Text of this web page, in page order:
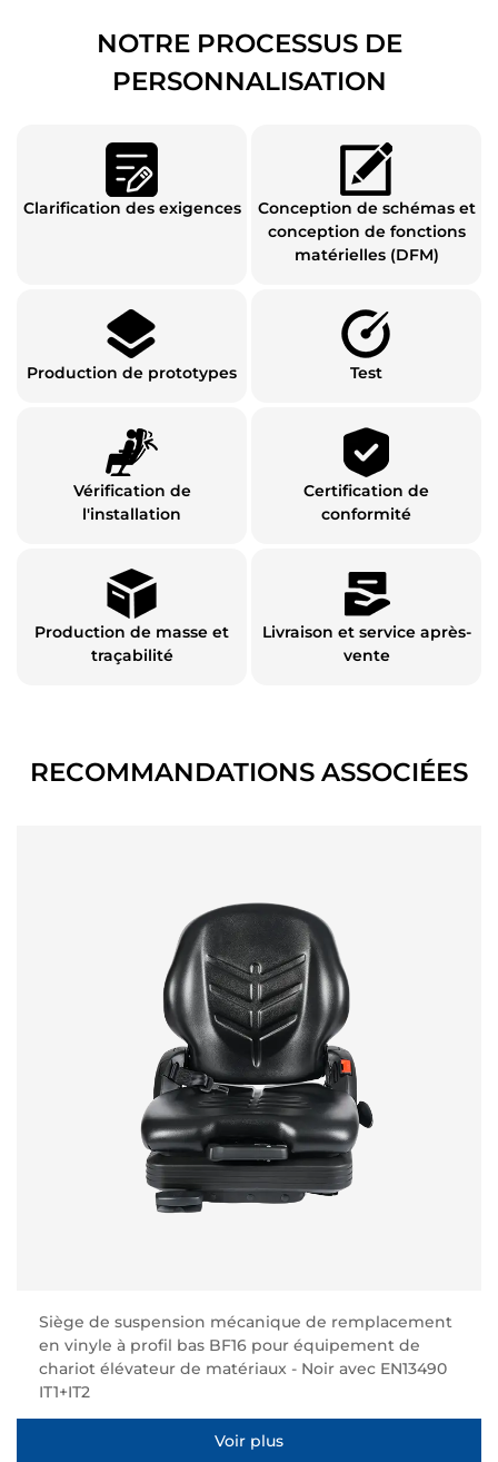
NOTRE PROCESSUS DE
PERSONNALISATION
Clarification des exigences
Conception de schémas et
conception de fonctions
matérielles (DFM)
Production de prototypes Test
Vérification de
l'installation
Certification de
conformité
Production de masse et
traçabilité
Livraison et service après-
vente
RECOMMANDATIONS ASSOCIÉES
Siège de suspension mécanique de remplacement
en vinyle à profil bas BF16 pour équipement de
chariot élévateur de matériaux - Noir avec EN13490
IT1+IT2
Voir plus